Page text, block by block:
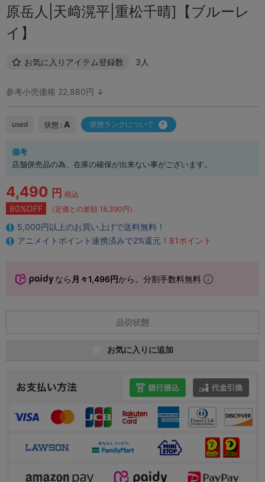
原岳人|天﨑滉平|重松千晴]【ブルーレ
イ】
お気に入りアイテム登録数 3人
参考小売価格 22,880円 ↓
used 状態 : A 状態ランクについて
備考
店舗併売品の為、在庫の確保が出来ない事がございます。
4,490 円 税込
80%OFF （定価との差額 18,390円）
5,000円以上のお買い上げで送料無料！
アニメイトポイント連携済みで2%還元！ 81ポイント
なら 月々1,496円から。分割手数料無料
品切状態
お気に入りに追加